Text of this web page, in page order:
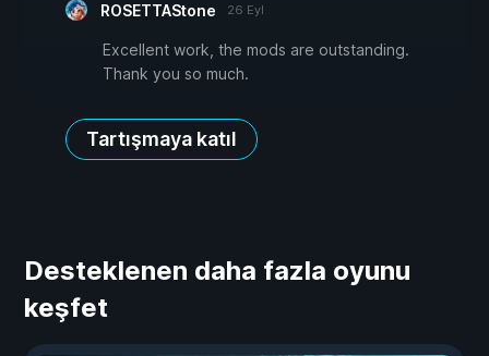
ROSETTAStone 26 Eyl
Excellent work, the mods are outstanding.
Thank you so much.
Tartışmaya katıl
Desteklenen daha fazla oyunu
keşfet